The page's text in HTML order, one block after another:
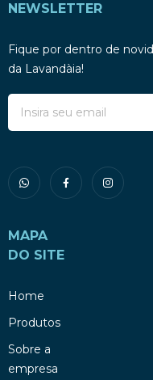
NEWSLETTER
Fique por dentro de
da Lavandàia!
MAPA
DO SITE
Home
Produtos
Sobre a
empresa